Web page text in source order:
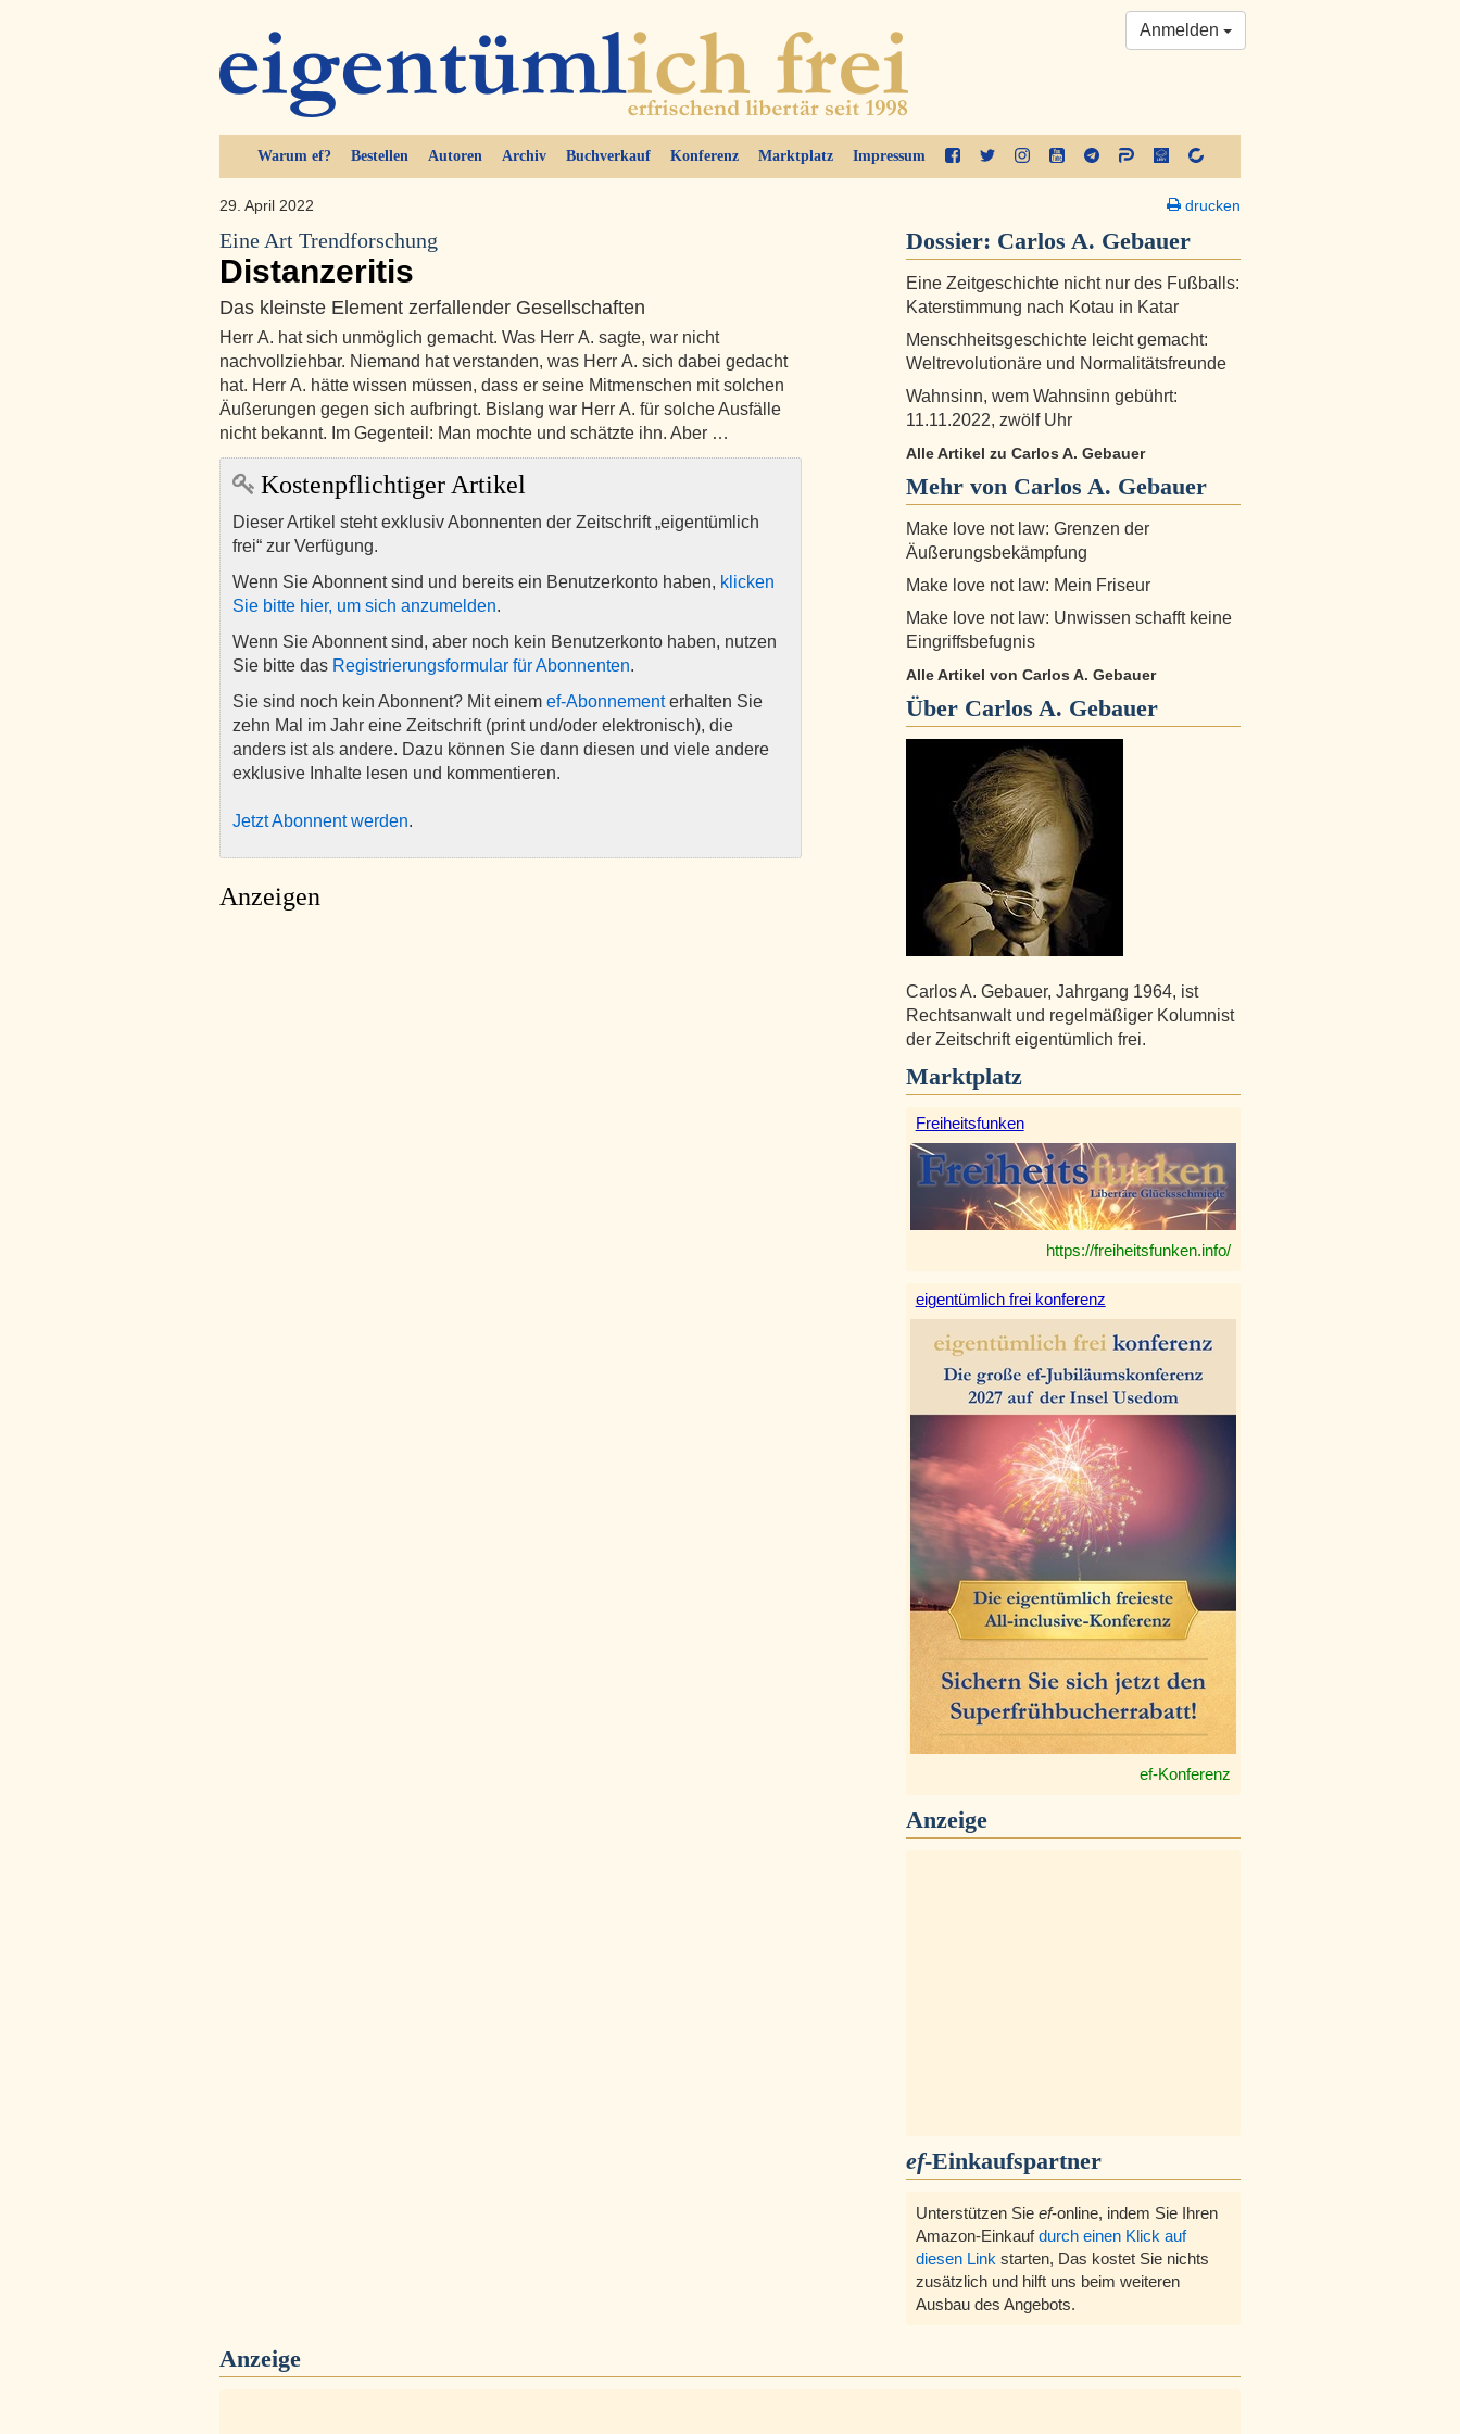
Warum ef? Bestellen Autoren Archiv Buchverkauf Konferenz Marktplatz Impressum
Anmelden
29. April 2022
Eine Art Trendforschung
Distanzeritis
Das kleinste Element zerfallender Gesellschaften
Herr A. hat sich unmöglich gemacht. Was Herr A. sagte, war nicht
nachvollziehbar. Niemand hat verstanden, was Herr A. sich dabei gedacht
hat. Herr A. hätte wissen müssen, dass er seine Mitmenschen mit solchen
Äußerungen gegen sich aufbringt. Bislang war Herr A. für solche Ausfälle
nicht bekannt. Im Gegenteil: Man mochte und schätzte ihn. Aber …
Kostenpflichtiger Artikel
Dieser Artikel steht exklusiv Abonnenten der Zeitschrift „eigentümlich
frei“ zur Verfügung.
Wenn Sie Abonnent sind und bereits ein Benutzerkonto haben, klicken
Sie bitte hier, um sich anzumelden.
Wenn Sie Abonnent sind, aber noch kein Benutzerkonto haben, nutzen
Sie bitte das Registrierungsformular für Abonnenten.
Sie sind noch kein Abonnent? Mit einem ef-Abonnementerhalten Sie
zehn Mal im Jahr eine Zeitschrift (print und/oder elektronisch), die
anders ist als andere. Dazu können Sie dann diesen und viele andere
exklusive Inhalte lesen und kommentieren.
Jetzt Abonnent werden.
Anzeigen
drucken
Dossier: Carlos A. Gebauer
Eine Zeitgeschichte nicht nur des Fußballs:
Katerstimmung nach Kotau in Katar
Menschheitsgeschichte leicht gemacht:
Weltrevolutionäre und Normalitätsfreunde
Wahnsinn, wem Wahnsinn gebührt:
11.11.2022, zwölf Uhr
Alle Artikel zu Carlos A. Gebauer
Mehr von Carlos A. Gebauer
Make love not law: Grenzen der
Äußerungsbekämpfung
Make love not law: Mein Friseur
Make love not law: Unwissen schafft keine
Eingriffsbefugnis
Alle Artikel von Carlos A. Gebauer
Über Carlos A. Gebauer
Carlos A. Gebauer, Jahrgang 1964, ist
Rechtsanwalt und regelmäßiger Kolumnist
der Zeitschrift eigentümlich frei.
Marktplatz
Freiheitsfunken
https://freiheitsfunken.info/
eigentümlich frei konferenz
ef-Konferenz
Anzeige
ef-Einkaufspartner
Unterstützen Sie ef-online, indem Sie Ihren
Amazon-Einkaufdurch einen Klick auf
diesen Link starten, Das kostet Sie nichts
zusätzlich und hilft uns beim weiteren
Ausbau des Angebots.
Anzeige